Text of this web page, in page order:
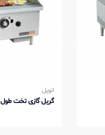
انویل
گریل گازی تخت طول 30